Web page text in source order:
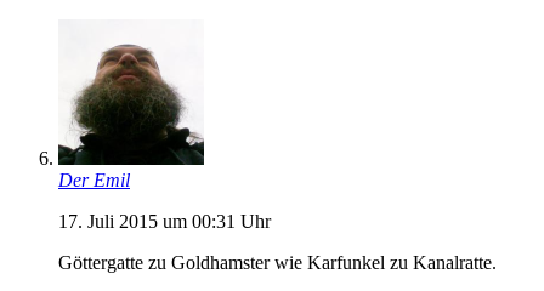
Der Emil
17. Juli 2015 um 00:31 Uhr
Göttergatte zu Goldhamster wie Karfunkel zu Kanalratte.